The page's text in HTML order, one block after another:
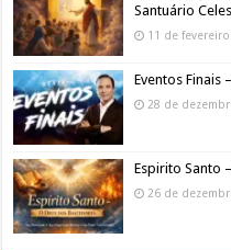
Santuário
11 de
Eventos Finais
28 de
Espirito Santo
26 de